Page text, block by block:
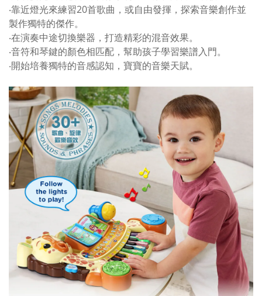
‧靠近燈光來練習20首歌曲，或自由發揮，探索音樂創作並
製作獨特的傑作。
‧在演奏中途切換樂器，打造精彩的混音效果。
‧音符和琴鍵的顏色相匹配，幫助孩子學習樂譜入門。
‧開始培養獨特的音感認知，寶寶的音樂天賦。